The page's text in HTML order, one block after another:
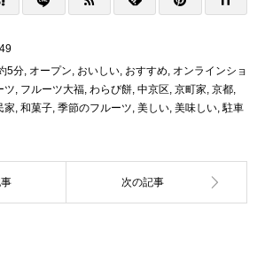
5分, オープン, おいしい, おすすめ, オンラインショ
ツ, フルーツ大福, わらび餅, 中京区, 京町家, 京都,
家, 和菓子, 季節のフルーツ, 美しい, 美味しい,駐車